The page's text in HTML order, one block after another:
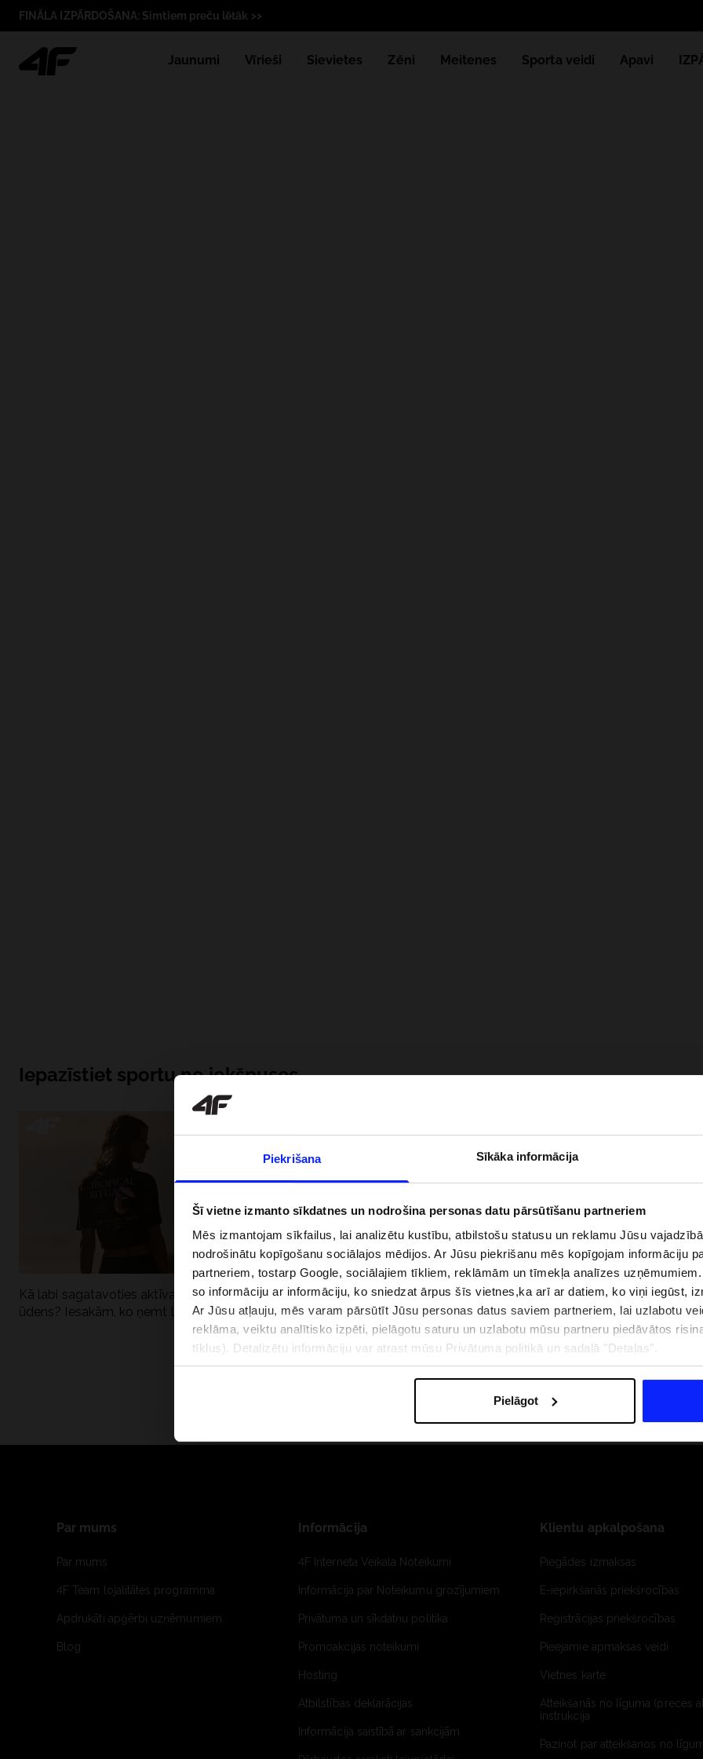
Piekrišana Sīkāka informācija
Šī vietne izmanto sīkdatnes un nodrošina personas datu pārsūtīšanu partneriem
Mēs izmantojam sīkfailus, lai analizētu kustību, atbilstošu statusu un reklamu Jūsu
nodrošinātu kopīgošanu sociālajos mēdijos. Ar Jūsu piekrišanu mēs kopīgojam informāciju
partneriem, tostarp Google, sociālajiem tīkliem, reklāmām un tīmekļa analīzes
so informāciju ar informāciju, ko sniedzat ārpus šīs vietnes,ka arī ar datiem, ko viņi iegūst,
Ar Jūsu atļauju, mēs varam pārsūtīt Jūsu personas datus saviem partneriem, lai uzlabotu
reklāma, veiktu analītisko izpēti, pielāgotu saturu un uzlabotu mūsu partneru piedāvātos
tīklus). Detalizētu informāciju var atrast mūsu Privātuma politikā un sadaļā "Detaļas".
Pielāgot
FINĀLA IZPĀRDOŠANA: Simtiem preču lētāk >>
Jaunumi Vīrieši Sievietes Zēni Meitenes Sporta veidi Apavi
Iepazīstiet sportu no iekšpuses
Kā labi sagatavoties aktīvai dienai pie
ūdens? Iesakām, ko ņemt līdzi
Kāpēc UV aizsardzībai pie ūdens jābūt
dubultai: UPF apģērbs + SPF
Jaunā 4F tenisa un padela kolekcija.
Sportiska funkcionalitāte satiekas ar
mūsdienīgu stilu
VEIKALU ADRESES B2B 4F TEAM LOJALITĀTES
Par mums
Par mums
4F Team lojalitātes programma
Apdrukāti apģērbi uzņēmumiem
Blog
Informācija
4F Interneta Veikala Noteikumi
Informācija par Noteikumu grozījumiem
Privātuma un sīkdatņu politika
Promoakcijas noteikumi
Hosting
Atbilstības deklarācijas
Informācija saistībā ar sankcijām
Klientu apkalpošana
Piegādes izmaksas
E-iepirkšanās priekšrocības
Reģistrācijas priekšrocības
Pieejamie apmaksas veidi
Vietnes karte
Atteikšanās no līguma (preces
instrukcija
Paziņot par atteikšanos no